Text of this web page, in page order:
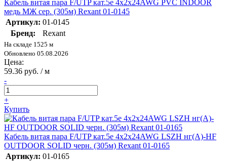
Кабель витая пара F/UTP кат.5e 4х2х24AWG PVC INDOOR
медь МЖ сер. (305м) Rexant 01-0145
Артикул: 01-0145
Бренд:
Rexant
На складе 1525 м
Обновлено 05.08.2026
Цена:
59.36 руб. / м
-
+
Купить
Кабель витая пара F/UTP кат.5e 4х2х24AWG LSZH нг(А)-HF
OUTDOOR SOLID черн. (305м) Rexant 01-0165
Артикул: 01-0165